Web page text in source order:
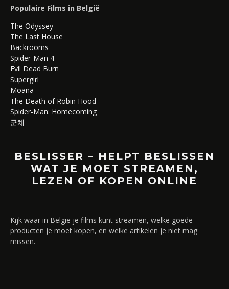
Populaire Films in België
The Odyssey
The Last House
Backrooms
Spider-Man 4
Evil Dead Burn
Supergirl
Moana
The Death of Robin Hood
Spider-Man: Homecoming
군체
BESLISSER – HELPT BESLISSEN
WAT JE MOET STREAMEN,
LEZEN OF KOPEN ONLINE
Kijk waar in België je films kunt streamen, welke goede
producten je moet kopen, en welke artikelen je niet mag
missen.